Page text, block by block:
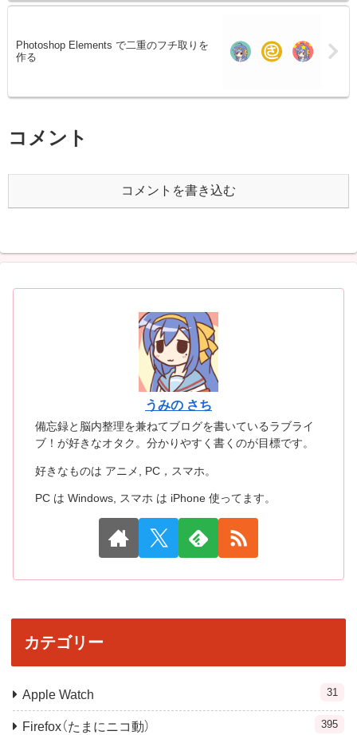
Photoshop Elements で二重のフチ取りを
作る
コメント
コメントを書き込む
うみの さち
備忘録と脳内整理を兼ねてブログを書いているラブライ
ブ！が好きなオタク。分かりやすく書くのが目標です。
好きなものは アニメ, PC，スマホ。
PC は Windows, スマホ は iPhone 使ってます。
カテゴリー
Apple Watch 31
Firefox（たまにニコ動） 395